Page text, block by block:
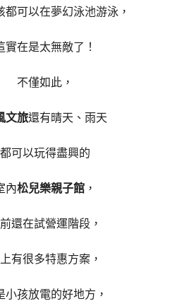
都可以在夢幻泳池游泳，
實在是太無敵了！
不僅如此，
文旅還有晴天、雨天
都可以玩得盡興的
內松兒樂親子館 ，
還在試營運階段，
有很多特惠方案，
小孩放電的好地方，